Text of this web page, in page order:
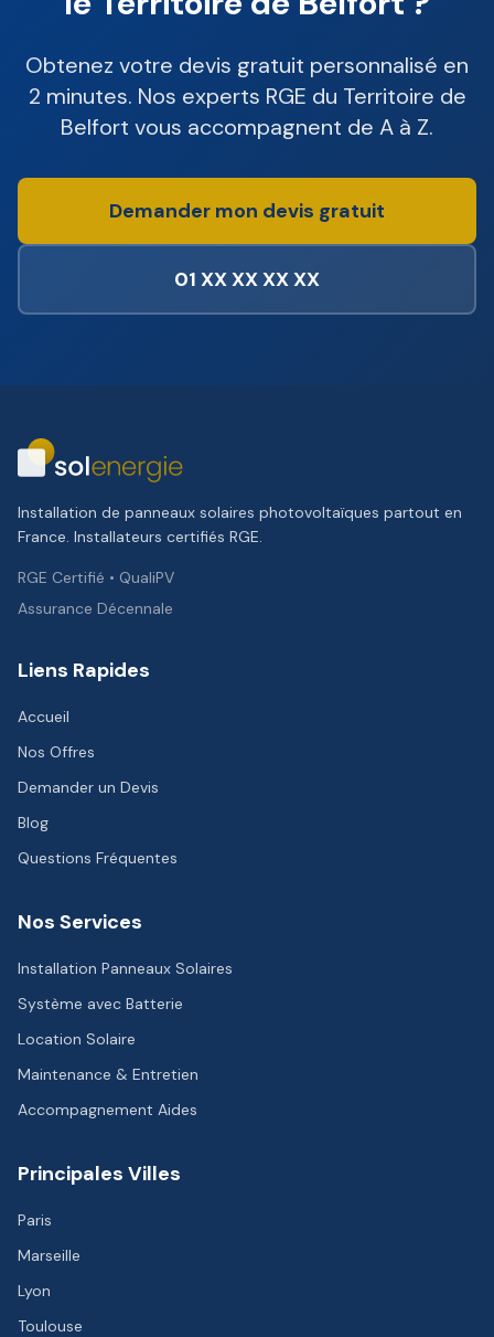
Obtenez votre devis gratuit personnalisé en
2 minutes. Nos experts RGE du Territoire de
Belfort vous accompagnent de A à Z.
Demander mon devis gratuit
01 XX XX XX XX
Installation de panneaux solaires photovoltaïques partout en
France. Installateurs certifiés RGE.
RGE Certifié • QualiPV
Assurance Décennale
Liens Rapides
Accueil
Nos Offres
Demander un Devis
Blog
Questions Fréquentes
Nos Services
Installation Panneaux Solaires
Système avec Batterie
Location Solaire
Maintenance & Entretien
Accompagnement Aides
Principales Villes
Paris
Marseille
Lyon
Toulouse